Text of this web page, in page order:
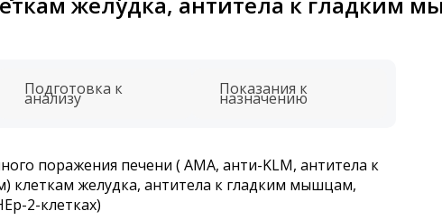
Подготовка к
анализу Показания к
назначению
поражения печени ( АМА, анти-KLM, антитела к
клеткам желудка, антитела к гладким мышцам,
2-клетках)